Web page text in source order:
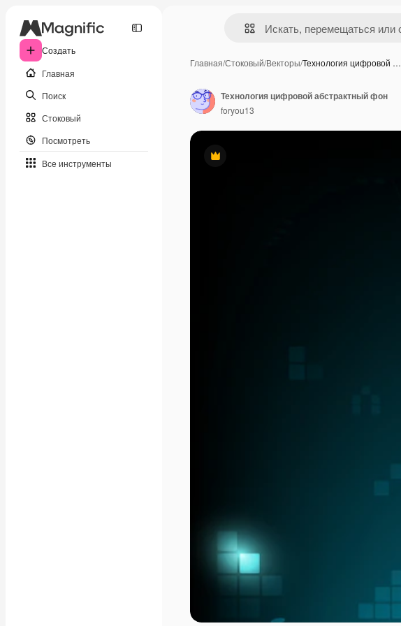
Создать
Главная
Поиск
Стоковый
Посмотреть
Все инструменты
Главная/Стоковый/Векторы/Технология цифровой …
Премиум
Технология цифровой абстрактный фон
foryou13